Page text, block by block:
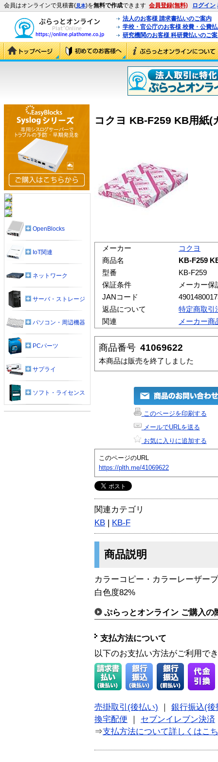
会員はオンラインで見積書(見本)を無料で作成できます 会員登録(無料) ログイン
法人のお客様 請求書払いのご案内
学校・官公庁のお客様 校費・公費
研究機関のお客様 科研費払いのご
コクヨ KB-F259 KB用紙(
メーカー
コクヨ
商品名
KB-F259
型番
KB-F259
保証条件
メーカー保
JANコード
返品について
特定商取引
関連
メーカー商
商品番号 41069622
本商品は販売を終了しました
このページを印刷する
メールでURLを送る
お気に入りに追加する
このページのURL
https://plth.me/41069622
関連カテゴリ
KB | KB-F
商品説明
カラーコピー・カラーレーザー
白色度82%
ぷらっとオンライン ご購入の
支払方法について
以下のお支払い方法がご利用で
売掛取引(後払い)
銀行振込(後
換宅配便
セブンイレブン決済
⇒支払方法について詳しくはこ
OpenBlocks
IoT関連
ネットワーク
サーバ・ストレージ
パソコン・周辺機器
PCパーツ
サプライ
ソフト・ライセンス